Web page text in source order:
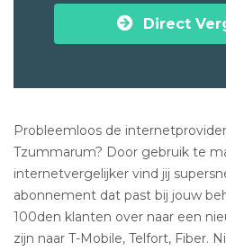
Direct
Probleemloos de
Tzummarum? Door gebruik te
internetvergelijker vind jij
abonnement dat past bij jouw
100den klanten over naar een
zijn naar T-Mobile, Telfort, Fiber.